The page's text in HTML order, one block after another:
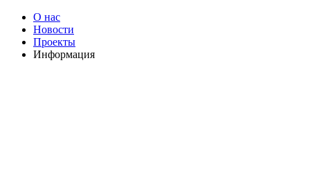
О нас
Новости
Проекты
Информация